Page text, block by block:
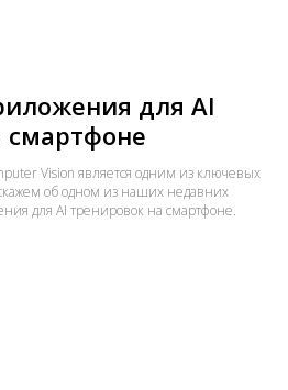
для AI
смартфоне
Vision является одним из ключевых
об одном из наших недавних
для AI тренировок на смартфоне.